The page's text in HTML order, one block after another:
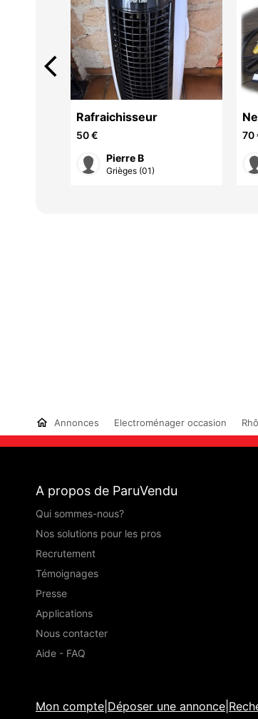
Rafraichisseur
50 €
Pierre B
Grièges (01)
70
arrow_back_ios
Annonces Electroménager occasion
A propos de ParuVendu
Qui sommes-nous?
Nos solutions pour les pros
Recrutement
Témoignages
Presse
Applications
Nous contacter
Aide - FAQ
Mon compte Déposer une annonce